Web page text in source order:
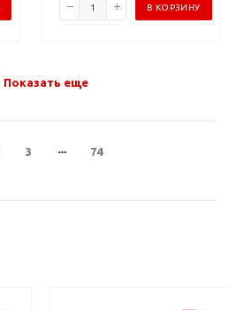
В КОРЗИНУ
Показать еще
3 74